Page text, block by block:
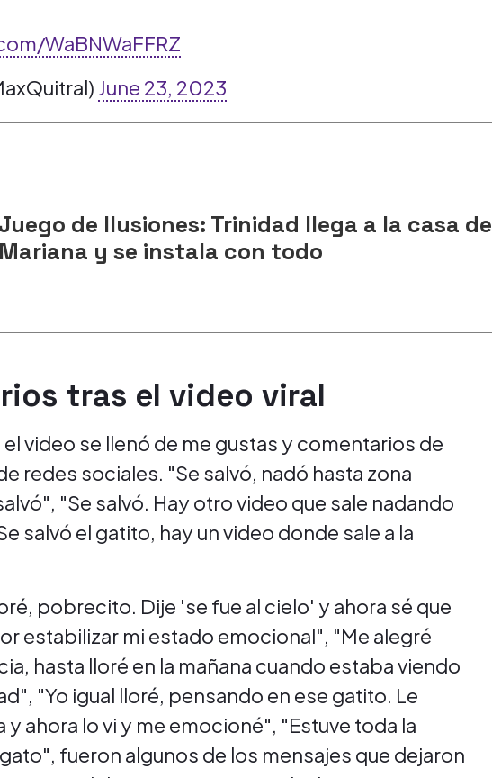
WaBNWaFFRZ
June 23, 2023
Juego de Ilusiones: Trinidad llega a la casa de
Mariana y se instala con todo
tras el video viral
video se llenó de me gustas y comentarios de
redes sociales. "Se salvó, nadó hasta zona
"Se salvó. Hay otro video que sale nadando
salvó el gatito, hay un video donde sale a la
pobrecito. Dije 'se fue al cielo' y ahora sé que
estabilizar mi estado emocional", "Me alegré
hasta lloré en la mañana cuando estaba viendo
"Yo igual lloré, pensando en ese gatito. Le
y ahora lo vi y me emocioné", "Estuve toda la
fueron algunos de los mensajes que dejaron